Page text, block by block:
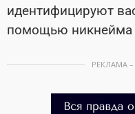
идентифицируют
помощью никнейма
РЕКЛАМА